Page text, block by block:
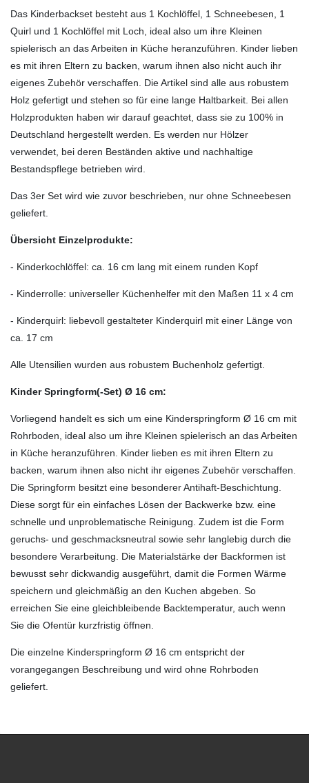
Das Kinderbackset besteht aus 1 Kochlöffel, 1 Schneebesen, 1
Quirl und 1 Kochlöffel mit Loch, ideal also um ihre Kleinen
spielerisch an das Arbeiten in Küche heranzuführen. Kinder lieben
es mit ihren Eltern zu backen, warum ihnen also nicht auch ihr
eigenes Zubehör verschaffen. Die Artikel sind alle aus robustem
Holz gefertigt und stehen so für eine lange Haltbarkeit. Bei allen
Holzprodukten haben wir darauf geachtet, dass sie zu 100% in
Deutschland hergestellt werden. Es werden nur Hölzer
verwendet, bei deren Beständen aktive und nachhaltige
Bestandspflege betrieben wird.
Das 3er Set wird wie zuvor beschrieben, nur ohne Schneebesen
geliefert.
Übersicht Einzelprodukte:
- Kinderkochlöffel: ca. 16 cm lang mit einem runden Kopf
- Kinderrolle: universeller Küchenhelfer mit den Maßen 11 x 4 cm
- Kinderquirl: liebevoll gestalteter Kinderquirl mit einer Länge von
ca. 17 cm
Alle Utensilien wurden aus robustem Buchenholz gefertigt.
Kinder Springform(-Set) Ø 16 cm:
Vorliegend handelt es sich um eine Kinderspringform Ø 16 cm mit
Rohrboden, ideal also um ihre Kleinen spielerisch an das Arbeiten
in Küche heranzuführen. Kinder lieben es mit ihren Eltern zu
backen, warum ihnen also nicht ihr eigenes Zubehör verschaffen.
Die Springform besitzt eine besonderer Antihaft-Beschichtung.
Diese sorgt für ein einfaches Lösen der Backwerke bzw. eine
schnelle und unproblematische Reinigung. Zudem ist die Form
geruchs- und geschmacksneutral sowie sehr langlebig durch die
besondere Verarbeitung. Die Materialstärke der Backformen ist
bewusst sehr dickwandig ausgeführt, damit die Formen Wärme
speichern und gleichmäßig an den Kuchen abgeben. So
erreichen Sie eine gleichbleibende Backtemperatur, auch wenn
Sie die Ofentür kurzfristig öffnen.
Die einzelne Kinderspringform Ø 16 cm entspricht der
vorangegangen Beschreibung und wird ohne Rohrboden
geliefert.